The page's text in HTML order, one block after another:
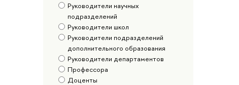
Руководители научных
подразделений
Руководители школ
Руководители подразделений
дополнительного образования
Руководители департаментов
Профессора
Доценты